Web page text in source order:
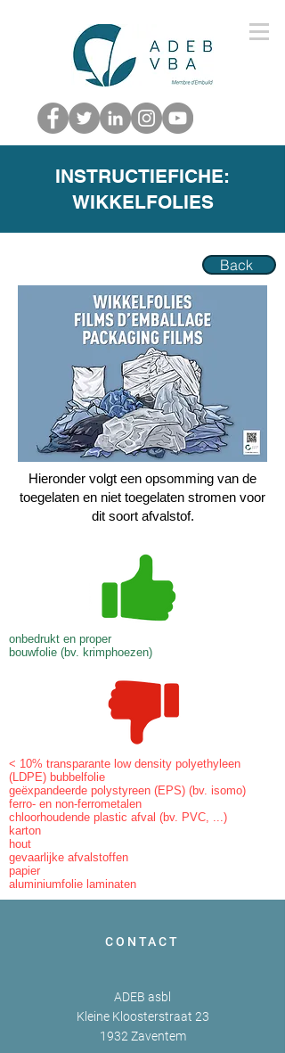
INSTRUCTIEFICHE:
WIKKELFOLIES
Back
Hieronder volgt een opsomming van de
toegelaten en niet toegelaten stromen voor
dit soort afvalstof.
onbedrukt en proper
bouwfolie (bv. krimphoezen)
< 10% transparante low density polyethyleen
(LDPE) bubbelfolie
geëxpandeerde polystyreen (EPS) (bv. isomo)
ferro- en non-ferrometalen
chloorhoudende plastic afval (bv. PVC, ...)
karton
hout
gevaarlijke afvalstoffen
papier
aluminiumfolie laminaten
CONTACT
ADEB asbl
Kleine Kloosterstraat 23
1932 Zaventem